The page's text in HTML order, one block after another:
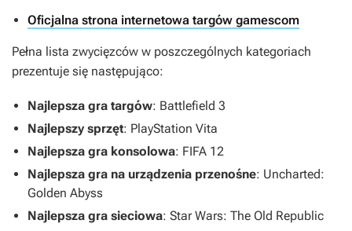
Oficjalna strona internetowa targów gamescom
Pełna lista zwycięzców w poszczególnych kategoriach
prezentuje się następująco:
Najlepsza gra targów: Battlefield 3
Najlepszy sprzęt: PlayStation Vita
Najlepsza gra konsolowa: FIFA 12
Najlepsza gra na urządzenia przenośne: Uncharted:
Golden Abyss
Najlepsza gra sieciowa: Star Wars: The Old Republic